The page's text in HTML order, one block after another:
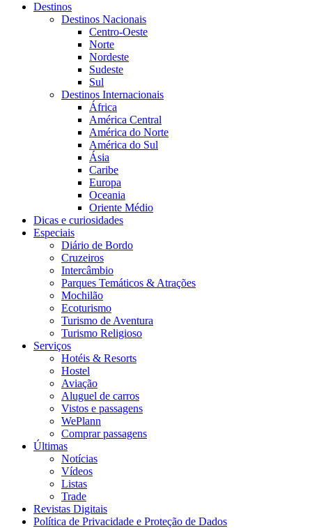
Destinos
Destinos Nacionais
Centro-Oeste
Norte
Nordeste
Sudeste
Sul
Destinos Internacionais
África
América Central
América do Norte
América do Sul
Ásia
Caribe
Europa
Oceania
Oriente Médio
Dicas e curiosidades
Especiais
Diário de Bordo
Cruzeiros
Intercâmbio
Parques Temáticos & Atrações
Mochilão
Ecoturismo
Turismo de Aventura
Turismo Religioso
Serviços
Hotéis & Resorts
Hostel
Aviação
Aluguel de carros
Vistos e passagens
WePlann
Comprar passagens
Últimas
Notícias
Vídeos
Listas
Trade
Revistas Digitais
Política de Privacidade e Proteção de Dados